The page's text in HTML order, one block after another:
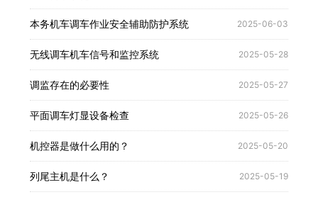
本务机车调车作业安全辅助防护系统 2025-06-03
无线调车机车信号和监控系统 2025-05-28
调监存在的必要性 2025-05-27
平面调车灯显设备检查 2025-05-26
机控器是做什么用的？ 2025-05-20
列尾主机是什么？ 2025-05-19